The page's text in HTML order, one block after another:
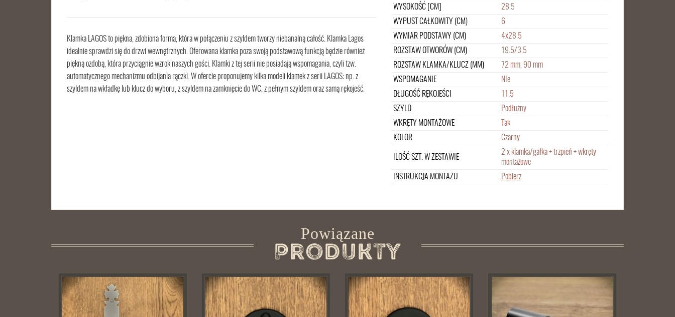
Klamka LAGOS to piękna, zdobiona forma, która w połączeniu z szyldem tworzy niebanalną całość. Klamka Lagos
idealnie sprawdzi się do drzwi wewnętrznych. Oferowana klamka poza swoją podstawową funkcją będzie również
piękną ozdobą, która przyciągnie wzrok naszych gości. Klamki z tej serii nie posiadają wspomagania, czyli tzw.
automatycznego mechanizmu odbijania rączki. W ofercie proponujemy kilka modeli klamek z serii LAGOS: np. z
szyldem na wkładkę lub klucz do wyboru, z szyldem na zamknięcie do WC, z pełnym szyldem oraz samą rękojeść.
WYSOKOŚĆ [CM]
28.5
WYPUST CAŁKOWITY (CM)
6
WYMIAR PODSTAWY (CM)
4x28.5
ROZSTAW OTWORÓW (CM)
19.5/3.5
ROZSTAW KLAMKA/KLUCZ (MM)
72 mm, 90 mm
WSPOMAGANIE
NIe
DŁUGOŚĆ RĘKOJEŚCI
11.5
SZYLD
Podłużny
WKRĘTY MONTAŻOWE
Tak
KOLOR
Czarny
ILOŚĆ SZT. W ZESTAWIE
2 x klamka/gałka + trzpień + wkręty
montażowe
INSTRUKCJA MONTAŻU
Pobierz
Powiązane
Produkty